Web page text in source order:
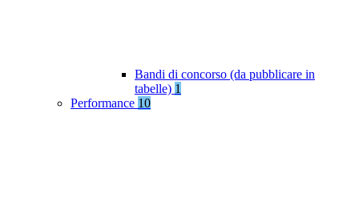
Bandi di concorso (da pubblicare in
tabelle) 1
Performance 10